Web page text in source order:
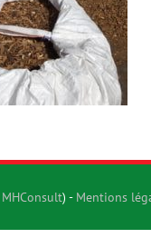
MHConsult) - Mentions